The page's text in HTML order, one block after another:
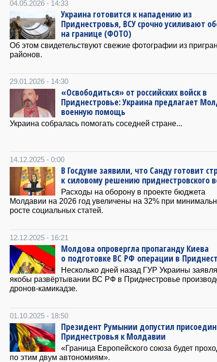
04.05.2026 - 14:33
Украина готовится к нападению из
Приднестровья, ВСУ срочно усиливают
на границе (ФОТО)
Об этом свидетельствуют свежие фотографии из
районов.
29.01.2026 - 14:30
«Освободиться» от российских войск в
Приднестровье: Украина предлагает
военную помощь
Украина собралась помогать соседней стране...
14.12.2025 - 0:00
В Госдуме заявили, что Санду готовит
к силовому решению приднестровского
Расходы на оборону в проекте бюджета
Молдавии на 2026 год увеличены на 32% при
росте социальных статей.
12.12.2025 - 16:21
Молдова опровергла пропаганду Киева
о подготовке ВС РФ операции в
Несколько дней назад ГУР Украины
якобы развёртывании ВС РФ в Приднестровье
дронов-камикадзе.
01.10.2025 - 18:50
Президент Румынии допустил
Приднестровья к Молдавии
«Граница Европейского союза будет
по этим двум автономиям».